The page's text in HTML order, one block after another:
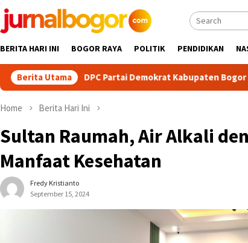
BERITA HARI INI BOGOR RAYA POLITIK PENDIDIKAN
Berita Utama
DPC Partai Demokrat Kabupaten Bogor Gelar Lomba
Home Berita Hari Ini
Sultan Raumah, Air Alkali
Manfaat Kesehatan
Fredy Kristianto
September 15, 2024